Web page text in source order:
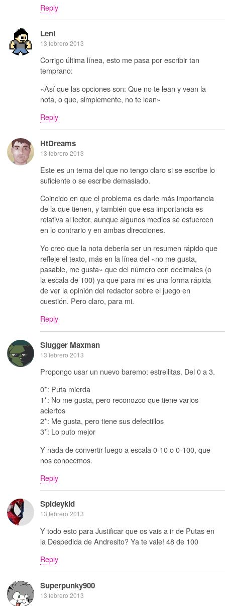
Reply
Leni
13 febrero 2013
Corrigo última línea, esto me pasa por escribir tan
temprano:
«Así que las opciones son: Que no te lean y vean la
nota, o que, simplemente, no te lean»
Reply
HtDreams
13 febrero 2013
Este es un tema del que no tengo claro si se escribe lo
suficiente o se escribe demasiado.
Coincido en que el problema es darle más importancia
de la que tienen, y también que esa importancia es
relativa al lector, aunque algunos medios se esfuercen
en lo contrario y en ambas direcciones.
Yo creo que la nota debería ser un resumen rápido que
refleje el texto, más en la línea del «no me gusta,
pasable, me gusta» que del número con decimales (o
la escala de 100) ya que para mi es una forma rápida
de ver la opinión del redactor sobre el juego en
cuestión. Pero claro, para mi.
Reply
Slugger Maxman
13 febrero 2013
Propongo usar un nuevo baremo: estrellitas. Del 0 a 3.
0*: Puta mierda
1*: No me gusta, pero reconozco que tiene varios
aciertos
2*: Me gusta, pero tiene sus defectillos
3*: Lo puto mejor
Y nada de convertir luego a escala 0-10 o 0-100, que
nos conocemos.
Reply
Spideykid
13 febrero 2013
Y todo esto para Justificar que os vais a ir de Putas en
la Despedida de Andresito? Ya te vale! 48 de 100
Reply
Superpunky900
13 febrero 2013